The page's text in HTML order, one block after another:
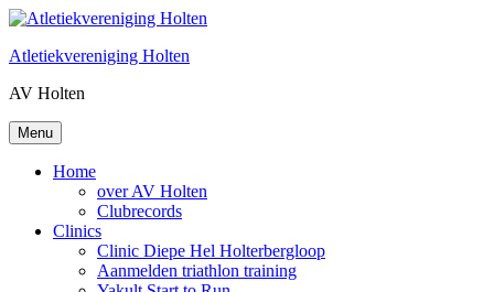
Ga
de
Atletiekvereniging Holten
AV Holten
Menu
Home
over AV Holten
Clubrecords
Clinics
Clinic Diepe Hel Holterbergloop
Aanmelden triathlon training